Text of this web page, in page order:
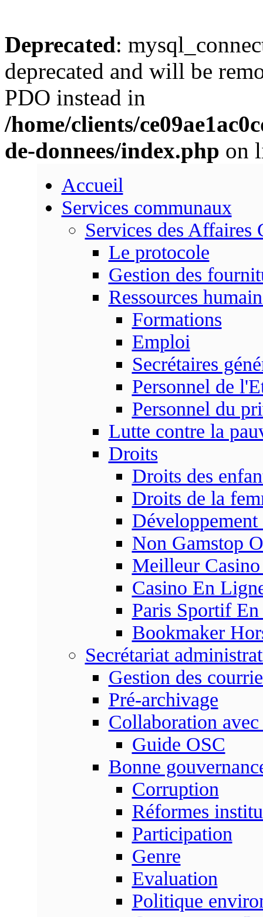
Deprecated:
deprecated and will be
PDO instead in
/home/clients/
de-donnees/index.php on
Accueil
Services communaux
Services des Affaires
Le protocole
Gestion des
Ressources
Formations
Emploi
Secrétaires
Personnel de
Personnel du
Lutte contre la
Droits
Droits des
Droits de la
Non Gamstop
Meilleur
Casino En
Paris Sportif
Bookmaker
Secrétariat
Gestion des
Pré-archivage
Collaboration
Guide OSC
Bonne
Corruption
Réformes
Participation
Genre
Evaluation
Politique